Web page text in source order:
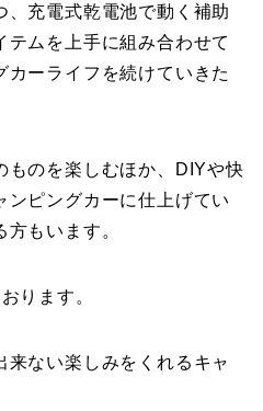
、充電式乾電池で動く補助
テムを上手に組み合わせて
ーライフを続けていきた
ものを楽しむほか、DIYや快
ンピングカーに仕上げてい
もいます。
ります。
ない楽しみをくれるキャ